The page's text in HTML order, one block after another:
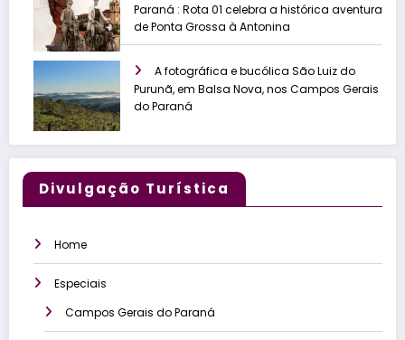
Paraná : Rota 01 celebra a histórica aventura
de Ponta Grossa à Antonina
A fotográfica e bucólica São Luiz do
Purunã, em Balsa Nova, nos Campos Gerais
do Paraná
Divulgação Turística
Home
Especiais
Campos Gerais do Paraná